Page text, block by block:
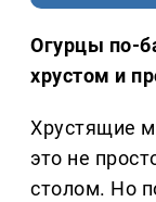
Огурцы по-
хрустом и
Хрустящие
это не
столом. Но